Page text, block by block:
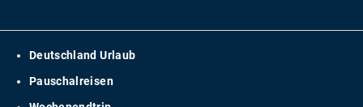
Deutschland Urlaub
Pauschalreisen